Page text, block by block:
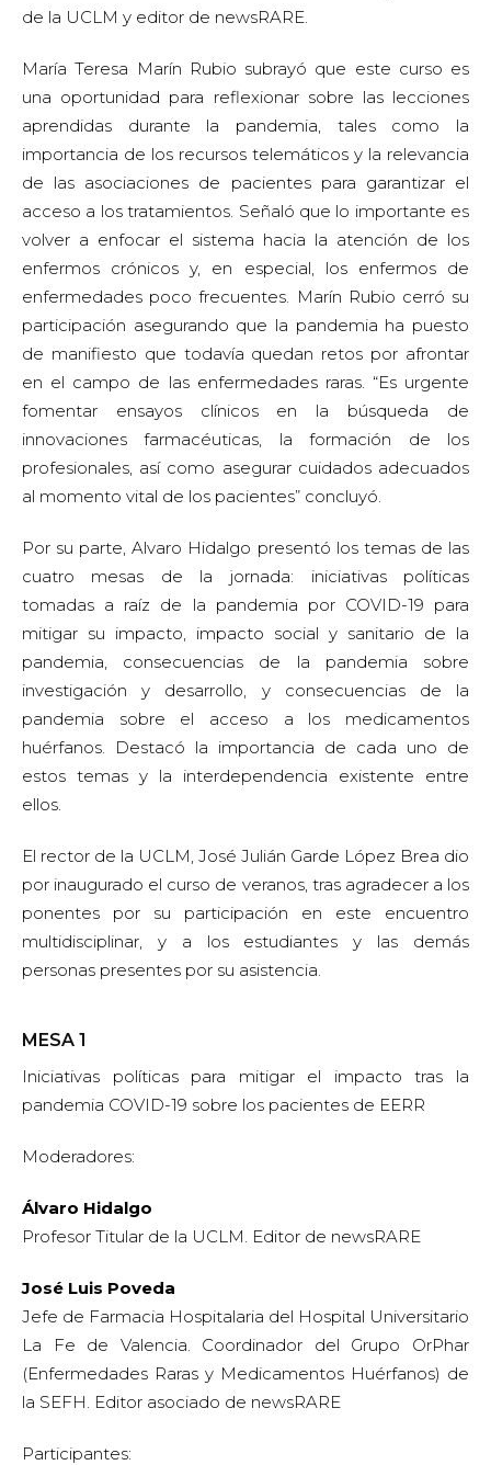
de la UCLM y editor de newsRARE.
María Teresa Marín Rubio subrayó que este curso es
una oportunidad para reflexionar sobre las lecciones
aprendidas durante la pandemia, tales como la
importancia de los recursos telemáticos y la relevancia
de las asociaciones de pacientes para garantizar el
acceso a los tratamientos. Señaló que lo importante es
volver a enfocar el sistema hacia la atención de los
enfermos crónicos y, en especial, los enfermos de
enfermedades poco frecuentes. Marín Rubio cerró su
participación asegurando que la pandemia ha puesto
de manifiesto que todavía quedan retos por afrontar
en el campo de las enfermedades raras. “Es urgente
fomentar ensayos clínicos en la búsqueda de
innovaciones farmacéuticas, la formación de los
profesionales, así como asegurar cuidados adecuados
al momento vital de los pacientes” concluyó.
Por su parte, Alvaro Hidalgo presentó los temas de las
cuatro mesas de la jornada: iniciativas políticas
tomadas a raíz de la pandemia por COVID-19 para
mitigar su impacto, impacto social y sanitario de la
pandemia, consecuencias de la pandemia sobre
investigación y desarrollo, y consecuencias de la
pandemia sobre el acceso a los medicamentos
huérfanos. Destacó la importancia de cada uno de
estos temas y la interdependencia existente entre
ellos.
El rector de la UCLM, José Julián Garde López Brea dio
por inaugurado el curso de veranos, tras agradecer a los
ponentes por su participación en este encuentro
multidisciplinar, y a los estudiantes y las demás
personas presentes por su asistencia.
MESA 1
Iniciativas políticas para mitigar el impacto tras la
pandemia COVID-19 sobre los pacientes de EERR
Moderadores:
Álvaro Hidalgo
Profesor Titular de la UCLM. Editor de newsRARE
José Luis Poveda
Jefe de Farmacia Hospitalaria del Hospital Universitario
La Fe de Valencia. Coordinador del Grupo OrPhar
(Enfermedades Raras y Medicamentos Huérfanos) de
la SEFH. Editor asociado de newsRARE
Participantes: